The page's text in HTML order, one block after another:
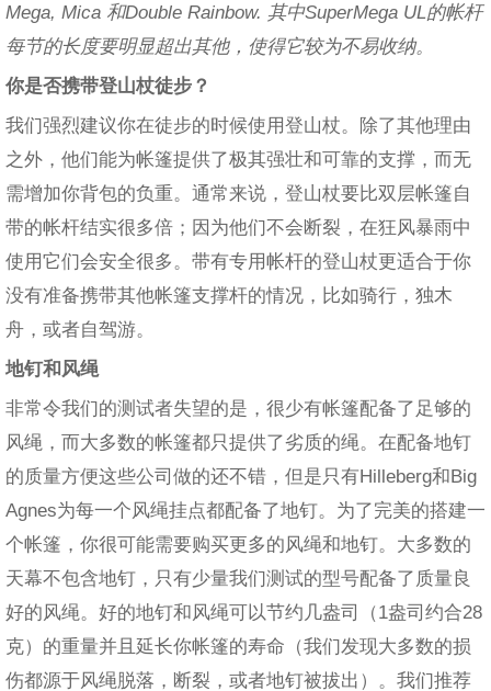
Mega, Mica 和Double Rainbow. 其中SuperMega UL的帐杆
每节的长度要明显超出其他，使得它较为不易收纳。
你是否携带登山杖徒步？
我们强烈建议你在徒步的时候使用登山杖。除了其他理由
之外，他们能为帐篷提供了极其强壮和可靠的支撑，而无
需增加你背包的负重。通常来说，登山杖要比双层帐篷自
带的帐杆结实很多倍；因为他们不会断裂，在狂风暴雨中
使用它们会安全很多。带有专用帐杆的登山杖更适合于你
没有准备携带其他帐篷支撑杆的情况，比如骑行，独木
舟，或者自驾游。
地钉和风绳
非常令我们的测试者失望的是，很少有帐篷配备了足够的
风绳，而大多数的帐篷都只提供了劣质的绳。在配备地钉
的质量方便这些公司做的还不错，但是只有Hilleberg和Big
Agnes为每一个风绳挂点都配备了地钉。为了完美的搭建一
个帐篷，你很可能需要购买更多的风绳和地钉。大多数的
天幕不包含地钉，只有少量我们测试的型号配备了质量良
好的风绳。好的地钉和风绳可以节约几盎司（1盎司约合28
克）的重量并且延长你帐篷的寿命（我们发现大多数的损
伤都源于风绳脱落，断裂，或者地钉被拔出）。我们推荐